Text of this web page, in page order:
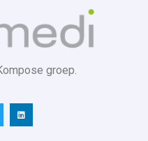
groep.